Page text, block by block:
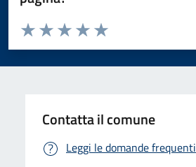
Domanda
Valuta da 1 a 5 stelle la pagina
Valuta 5 stelle su 5
Valuta 4 stelle su 5
Valuta 3 stelle su 5
Valuta 2 stelle su 5
Valuta 1 stelle su 5
Contatta il comune
Leggi le domande frequenti